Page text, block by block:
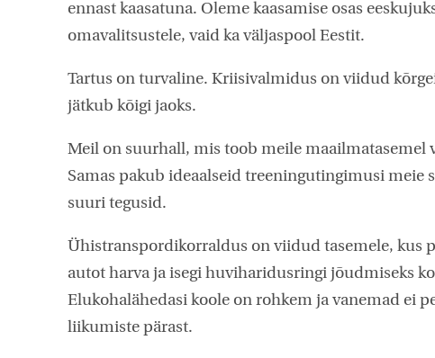
ennast kaasatuna. Oleme kaasamise osas
omavalitsustele, vaid ka väljaspool Eestit.
Tartus on turvaline. Kriisivalmidus on viidud
jätkub kõigi jaoks.
Meil on suurhall, mis toob meile maailmatasemel
Samas pakub ideaalseid treeningutingimusi meie
suuri tegusid.
Ühistranspordikorraldus on viidud tasemele, kus
autot harva ja isegi huviharidusringi jõudmiseks
Elukohalähedasi koole on rohkem ja vanemad ei
liikumiste pärast.